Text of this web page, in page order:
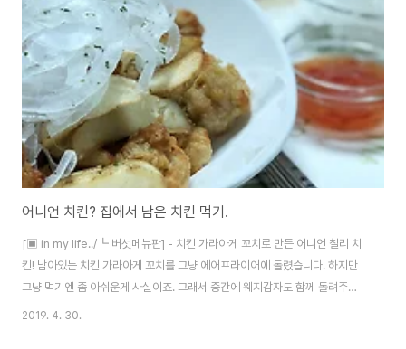
접시와 고가 접시의 밸런스가 좀 있어야 하는데, 여긴 저렴한 접시에 롤 제외하
면 먹을게 없습니다. 사진의 두 접시가 아마 4~6,000원 수준이었을거에요.
마지막으로, 소..
어니언 치킨? 집에서 남은 치킨 먹기.
[▣ in my life../┗ 버섯메뉴판] - 치킨 가라아게 꼬치로 만든 어니언 칠리 치
킨! 남아있는 치킨 가라아게 꼬치를 그냥 에어프라이어에 돌렸습니다. 하지만
그냥 먹기엔 좀 아쉬운게 사실이죠. 그래서 중간에 웨지감자도 함께 돌려주고,
양파 슬라이스를 더해주었습니다. 같이 먹으면 아주 괜찮아요. ^^
2019. 4. 30.